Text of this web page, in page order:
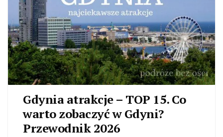
Gdynia atrakcje – TOP 15. Co
warto zobaczyć w Gdyni?
Przewodnik 2026